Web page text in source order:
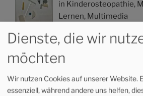
in Kinderosteopathie,
Lernen, Multimedia
KATEGORIEN
Allgemein(11)
Dienste, die wir
möchten
Wir nutzen Cookies auf unserer Website.
essenziell, während andere uns helfen,